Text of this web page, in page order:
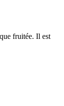
fruitée. Il est